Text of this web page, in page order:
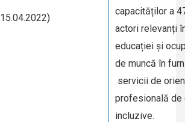
capacităților a
actori relevanți
educației și
de muncă în
servicii de
profesională de
incluzive.